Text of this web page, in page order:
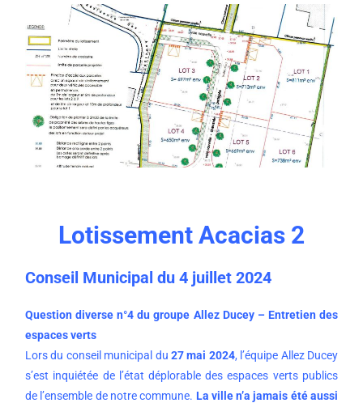
Lotissement Acacias 2
Conseil Municipal du 4 juillet 2024
Question diverse n°4 du groupe Allez Ducey – Entretien des
espaces verts
Lors du conseil municipal du 27 mai 2024, l’équipe Allez Ducey
s’est inquiétée de l’état déplorable des espaces verts publics
de l’ensemble de notre commune. La ville n’a jamais été aussi